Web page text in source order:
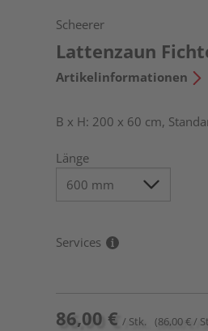
Scheerer
Lattenzaun
Artikelinformationen
B x H: 200 x 60 cm,
Länge
Services
86,00 € / Stk. (86,00 € /